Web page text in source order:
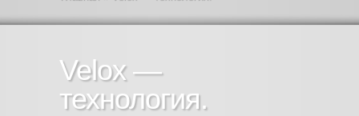
Velox —
технология.